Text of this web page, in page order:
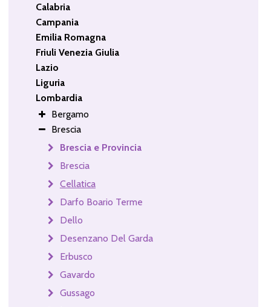
Calabria
Campania
Emilia Romagna
Friuli Venezia Giulia
Lazio
Liguria
Lombardia
Bergamo
Brescia
Brescia e Provincia
Brescia
Cellatica
Darfo Boario Terme
Dello
Desenzano Del Garda
Erbusco
Gavardo
Gussago